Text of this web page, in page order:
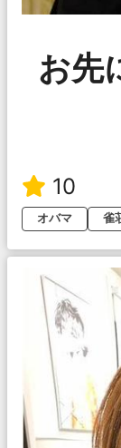
お先
10
オバマ
雀